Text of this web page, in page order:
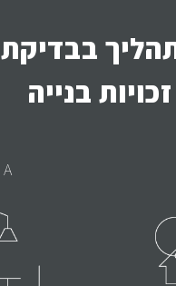
בבדיקת
זכויות בנייה
A